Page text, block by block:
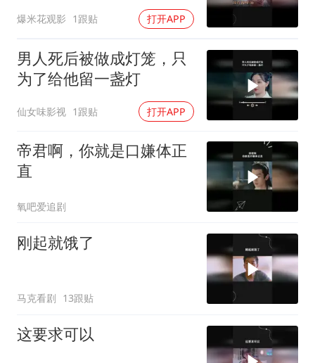
爆米花观影 1跟贴 打开APP
男人死后被做成灯笼，只
为了给他留一盏灯
仙女味影视 1跟贴 打开APP
帝君啊，你就是口嫌体正
直
氧吧爱追剧
刚起就饿了
马克看剧 13跟贴
这要求可以